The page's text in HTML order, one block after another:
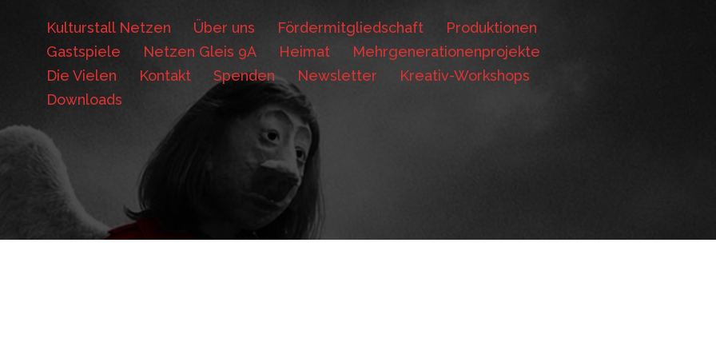
Kulturstall Netzen Über uns Fördermitgliedschaft
Produktionen
Gastspiele
Netzen Gleis 9A Heimat
Mehrgenerationenprojekte
Die Vielen
Kontakt Spenden Newsletter
Kreativ-Workshops
Downloads